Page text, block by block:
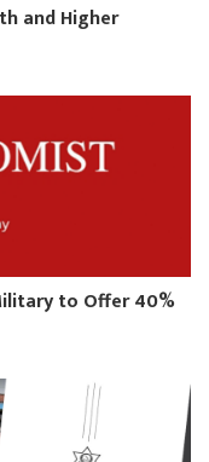
and Higher
to Offer 40%